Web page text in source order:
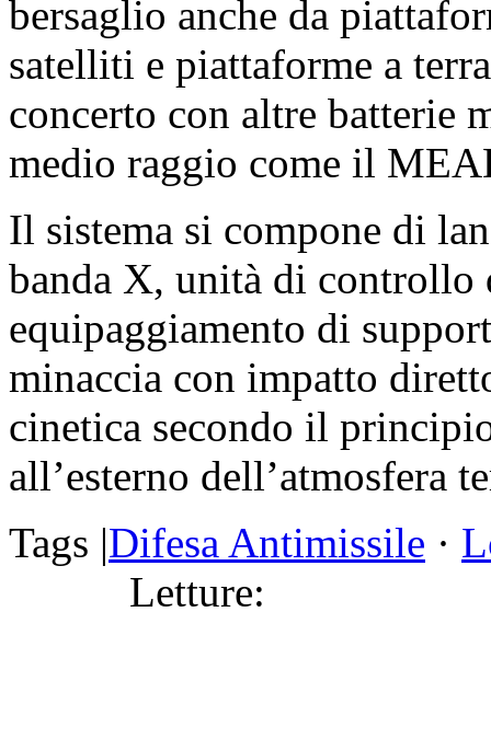
bersaglio anche da
satelliti e piattaforme a
concerto con altre batterie
medio raggio come il
Il sistema si compone di
banda X, unità di controllo
equipaggiamento di
minaccia con impatto
cinetica secondo il
all’esterno dell’atmosfera
Tags |Difesa Antimissile ·
Letture: